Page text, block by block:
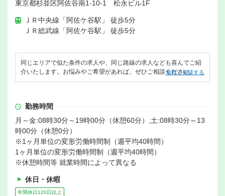
東京都杉並区阿佐谷南1-10-1 松永ビル1F
ＪＲ中央線「阿佐ケ谷駅」 徒歩5分
ＪＲ総武線「阿佐ケ谷駅」 徒歩5分
同じエリアで似た条件の求人や、同じ路線の求人なども喜んでご紹
介いたします。お悩みやご希望があれば、ぜひご相談ください。
無料で相談する
勤務時間
月～金:08時30分～19時00分（休憩60分）,土:08時30分～13
時00分（休憩0分）
※1ヶ月単位の変形労働時間制（週平均40時間）
1ヶ月単位の変形労働時間制（週平均40時間）
※休憩時間等 就業時間によって異なる
休日・休暇
年間休日120日以上